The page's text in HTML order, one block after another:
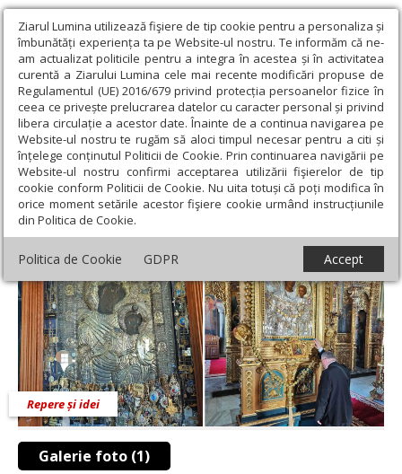
Ziarul Lumina utilizează fişiere de tip cookie pentru a personaliza și
îmbunătăți experiența ta pe Website-ul nostru. Te informăm că ne-
am actualizat politicile pentru a integra în acestea și în activitatea
curentă a Ziarului Lumina cele mai recente modificări propuse de
Regulamentul (UE) 2016/679 privind protecția persoanelor fizice în
ceea ce privește prelucrarea datelor cu caracter personal și privind
libera circulație a acestor date. Înainte de a continua navigarea pe
Website-ul nostru te rugăm să aloci timpul necesar pentru a citi și
înțelege conținutul Politicii de Cookie. Prin continuarea navigării pe
Website-ul nostru confirmi acceptarea utilizării fişierelor de tip
cookie conform Politicii de Cookie. Nu uita totuși că poți modifica în
orice moment setările acestor fişiere cookie urmând instrucțiunile
din Politica de Cookie.
Politica de Cookie GDPR Accept
Ziarul Lumina › Opinii › Repere și idei › Cinstirea Maicii
Domnului prin icoane
Cinstirea Maicii Domnului prin icoane
Galerie foto (1)
Repere și idei